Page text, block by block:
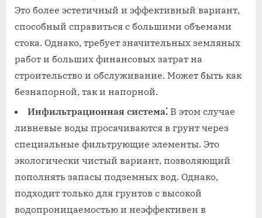
Это более эстетичный и эффективный вариант,
способный справиться с большими объемами
стока. Однако, требует значительных земляных
работ и больших финансовых затрат на
строительство и обслуживание. Может быть как
безнапорной, так и напорной.
Инфильтрационная система⁚ В этом случае
ливневые воды просачиваются в грунт через
специальные фильтрующие элементы. Это
экологически чистый вариант, позволяющий
пополнять запасы подземных вод. Однако,
подходит только для грунтов с высокой
водопроницаемостью и неэффективен в